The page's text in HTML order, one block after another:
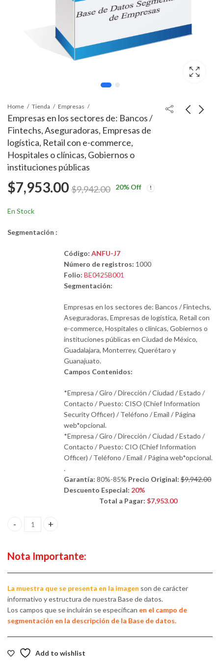
Home Tienda Empresas
Empresas en los sectores de: Bancos /
Fintechs, Aseguradoras, Empresas de
logística, Retail con e-commerce,
Hospitales o clínicas, Gobiernos o
instituciones públicas
$7,953.00 $9,942.00 20% Off
En Stock
Segmentación :
Código: ANFU-J7
Número de registros: 1000
Folio: BE0425B001
Segmentación:
Empresas en los sectores de: Bancos / Fintechs,
Aseguradoras, Empresas de logística, Retail con
e-commerce, Hospitales o clínicas, Gobiernos o
instituciones públicas en Ciudad de México,
Guadalajara, Monterrey, Querétaro y
Guanajuato.
Campos Contenidos:
*Empresa / Giro / Dirección / Ciudad / Estado /
Contacto / Puesto: CISO (Chief Information
Security Officer) / Teléfono / Email / Página
web*opcional.
*Empresa / Giro / Dirección / Ciudad / Estado /
Contacto / Puesto: CIO (Chief Information
Officer) / Teléfono / Email / Página web*opcional.
.
Garantía: 80%-85% Precio Original: $9,942.00
Descuento Especial: 20%
Total a Pagar: $7,953.00
Empresas en los sectores de: Bancos / Fintechs,
Nota Importante:
La muestra que se presenta en la imagen son de carácter
informativo y estructura de nuestra Base de datos.
Los campos que se incluirán se especifican en el campo de
segmentación en la descripción de la Base de datos.
Add to wishlist